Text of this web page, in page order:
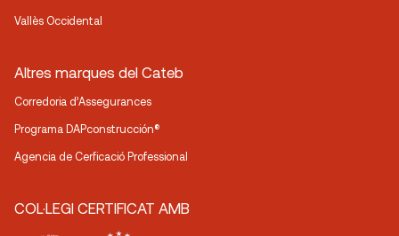
Vallès Occidental
Altres marques del Cateb
Corredoria d’Assegurances
Programa DAPconstrucción®
Agencia de Cerficació Professional
COL·LEGI CERTIFICAT AMB